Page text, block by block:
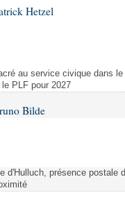
Hetzel
au service civique dans
PLF pour 2027
Bilde
d'Hulluch, présence postale